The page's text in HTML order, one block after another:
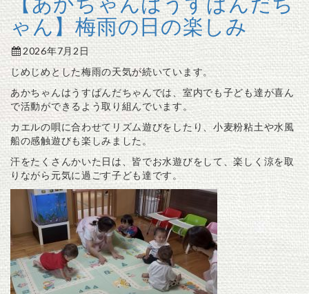
ゃん】梅雨の日の楽しみ
2026年7月2日
じめじめとした梅雨の天気が続いています。
あかちゃんはうすぱんだちゃんでは、室内でも子ども達が喜ん
で活動ができるよう取り組んでいます。
カエルの唄に合わせてリズム遊びをしたり、小麦粉粘土や水風
船の感触遊びも楽しみました。
汗をたくさんかいた日は、皆でお水遊びをして、楽しく涼を取
りながら元気に過ごす子ども達です。